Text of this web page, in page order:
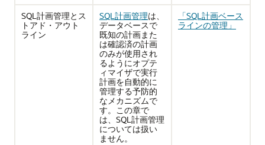
SQL計画管理とス
トアド・アウト
ライン
SQL計画管理は、
データベースで
既知の計画また
は確認済の計画
のみが使用され
るようにオプテ
ィマイザで実行
計画を自動的に
管理する予防的
なメカニズムで
す。この章で
は、SQL計画管理
については扱い
ません。
「SQL計画ベース
ラインの管理」